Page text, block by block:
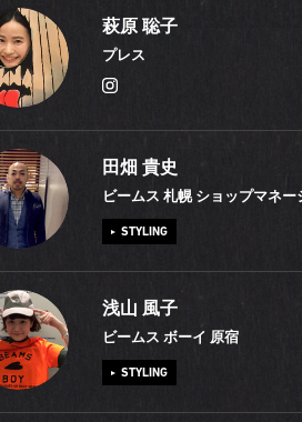
のためにジムやヨガスタジオに通ってい
後でお気に入りの飲食店に行ってしまう
フと気のおけない店でワイワイ楽しむの
では、地元のイベント企画集団とタッグ
るイベントです。これからもっと盛り上
ご参加ください！
サイトのWEBコンテンツを活用した、カ
各レーベル、それぞれの世界観を写真や
すが、この春からはストリートスナップ
ています。このコンテンツを通じて、
フを知っていただければ嬉しいです。私
。「東京には何かあるはず」と22歳の時
の貼り紙をきっかけにBEAMSに飛び込み
あの当時と変わらないのがBEAMSに対す
んばることができるのです。
萩原 聡子
プレス
半前、BEAMSのプレス・アシスタントの
レル会社で服を作っていたのですが、当
の悩みを相談するうちに彼女のようにな
プレスの仕事にドキドキでした。そこで
らつと、そして楽しく人と接することで
何かあった時に頼みやすい、皆様から求
たことのない景色」にとても惹かれます
田畑 貴史
ビームス 札幌 ショップマネー
STYLING
程前、「バンドで成功してみせる！」と
でライブもできないまま北海道に帰りま
ていこう」とBEAMSでアルバイトを始め
浅山 風子
ビームス ボーイ 原宿
STYLING